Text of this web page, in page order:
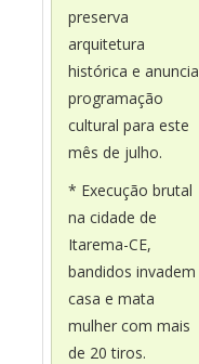
preserva
arquitetura
histórica e anuncia
programação
cultural para este
mês de julho.
* Execução brutal
na cidade de
Itarema-CE,
bandidos invadem
casa e mata
mulher com mais
de 20 tiros.